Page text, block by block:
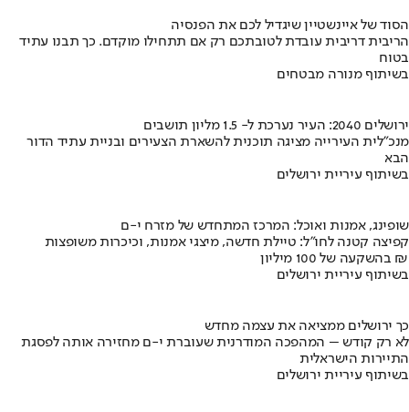
הסוד של איינשטיין שיגדיל לכם את הפנסיה
הריבית דריבית עובדת לטובתכם רק אם תתחילו מוקדם. כך תבנו עתיד
בטוח
בשיתוף מנורה מבטחים
ירושלים 2040: העיר נערכת ל- 1.5 מליון תושבים
מנכ"לית העירייה מציגה תוכנית להשארת הצעירים ובניית עתיד הדור
הבא
בשיתוף עיריית ירושלים
שופינג, אמנות ואוכל: המרכז המתחדש של מזרח י-ם
קפיצה קטנה לחו"ל: טיילת חדשה, מיצגי אמנות, וכיכרות משופצות
בהשקעה של 100 מיליון ₪
בשיתוף עיריית ירושלים
כך ירושלים ממציאה את עצמה מחדש
לא רק קודש – המהפכה המודרנית שעוברת י-ם מחזירה אותה לפסגת
התיירות הישראלית
בשיתוף עיריית ירושלים